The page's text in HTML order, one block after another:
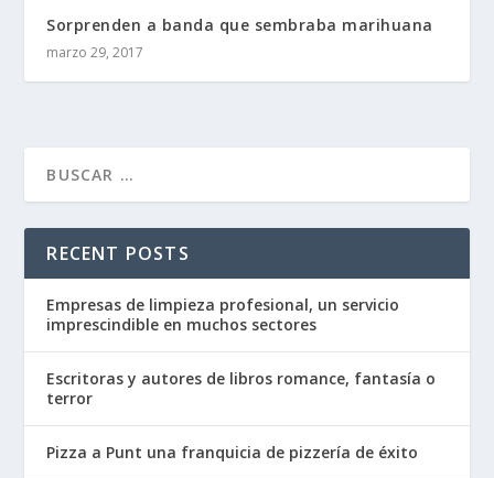
Sorprenden a banda que sembraba marihuana
marzo 29, 2017
RECENT POSTS
Empresas de limpieza profesional, un servicio
imprescindible en muchos sectores
Escritoras y autores de libros romance, fantasía o
terror
Pizza a Punt una franquicia de pizzería de éxito